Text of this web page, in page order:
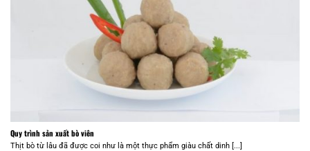
Quy trình sản xuất bò viên
Thịt bò từ lâu đã được coi như là một thực phẩm giàu chất dinh [...]